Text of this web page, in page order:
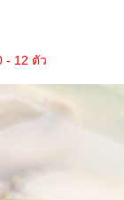
- 12 ตัว